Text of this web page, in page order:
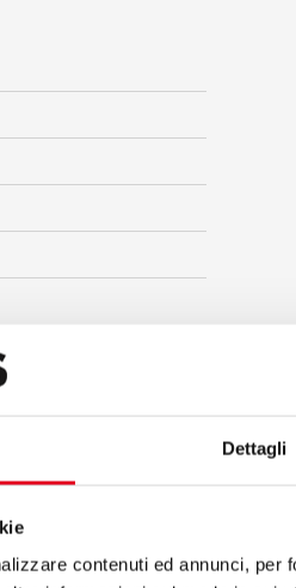
Dettagli
contenuti ed annunci, per
S900